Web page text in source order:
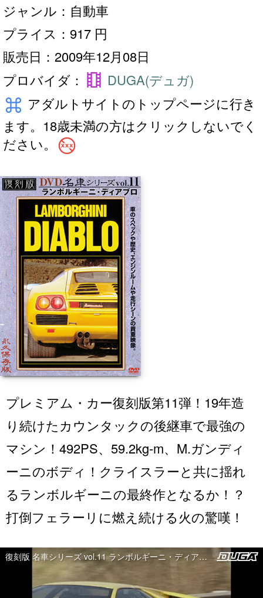
ジャンル：自動車
プライス：917 円
販売日：2009年12月08日
プロバイダ： theaters DUGA(デュガ)
keyboard_command_key アダルトサイトのトップページに行き
ます。18歳未満の方はクリックしないでく
ださい。 no_adult_content
プレミアム・カー復刻版第11弾！19年造
り続けたカウンタックの後継車で最強の
マシン！492PS、59.2kg-m、M.ガンディ
ーニのボディ！クライスラーと共に揺れ
るランボルギーニの最終作となるか！？
打倒フェラーリに燃え続ける火の驚嘆！